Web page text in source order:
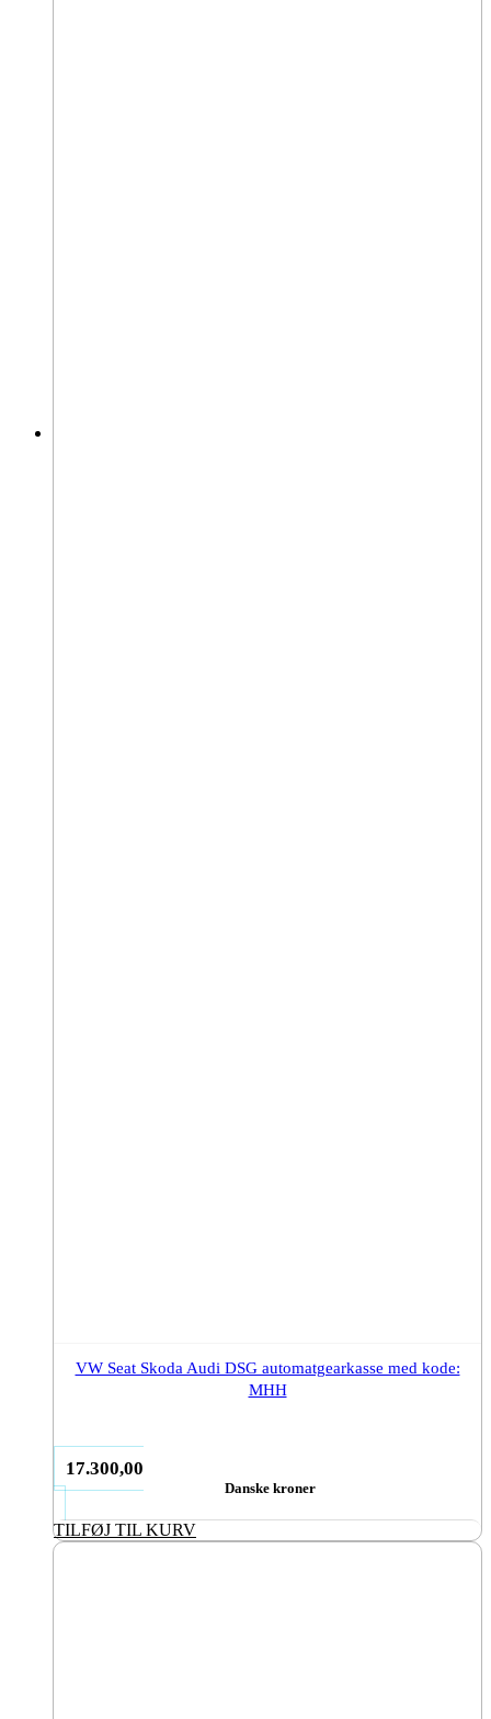
VW Seat Skoda Audi DSG automatgearkasse med kode:
MHH
17.300,00
Danske kroner
TILFØJ TIL KURV